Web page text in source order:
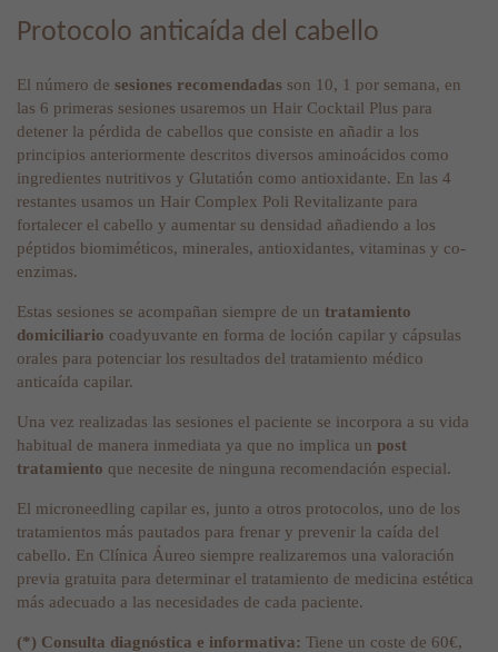
Protocolo anticaída del cabello
El número de sesiones recomendadas son 10, 1 por semana, en
las 6 primeras sesiones usaremos un Hair Cocktail Plus para
detener la pérdida de cabellos que consiste en añadir a los
principios anteriormente descritos diversos aminoácidos como
ingredientes nutritivos y Glutatión como antioxidante. En las 4
restantes usamos un Hair Complex Poli Revitalizante para
fortalecer el cabello y aumentar su densidad añadiendo a los
péptidos biomiméticos, minerales, antioxidantes, vitaminas y co-
enzimas.
Estas sesiones se acompañan siempre de un tratamiento
domiciliario coadyuvante en forma de loción capilar y cápsulas
orales para potenciar los resultados del tratamiento médico
anticaída capilar.
Una vez realizadas las sesiones el paciente se incorpora a su vida
habitual de manera inmediata ya que no implica un post
tratamiento que necesite de ninguna recomendación especial.
El microneedling capilar es, junto a otros protocolos, uno de los
tratamientos más pautados para frenar y prevenir la caída del
cabello. En Clínica Áureo siempre realizaremos una valoración
previa gratuita para determinar el tratamiento de medicina estética
más adecuado a las necesidades de cada paciente.
(*) Consulta diagnóstica e informativa: Tiene un coste de 60€,